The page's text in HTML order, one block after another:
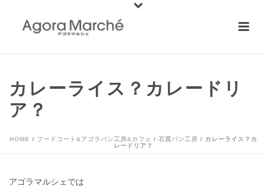
カレーライス？カレードリ
ア？
HOME / フードコート&アゴラパン工房&カフェ / 石窯パン工房 / カレーライス？カ
レードリア？
アゴラマルシェでは